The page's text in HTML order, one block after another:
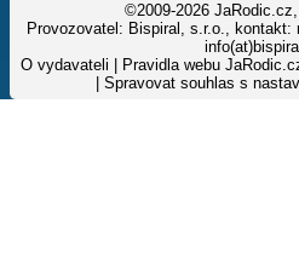
©2009-2026
Provozovatel: Bispiral, s.r.o., kontakt:
O vydavateli
Pravidla webu
Spravovat souhlas s